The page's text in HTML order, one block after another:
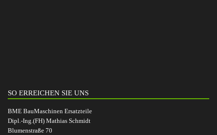
SO ERREICHEN SIE UNS
BME BauMaschinen Ersatzteile
Dipl.-Ing.(FH) Mathias Schmidt
Blumenstraße 70